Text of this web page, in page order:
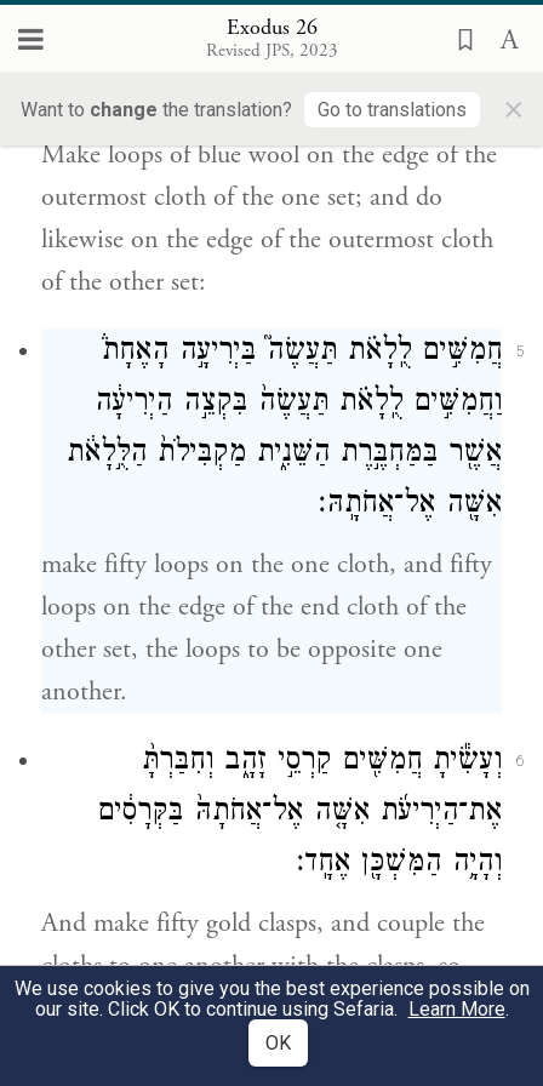
Exodus 26
Revised JPS, 2023
Want to change the translation? Go to translations ×
הָאֶחָ֔ת מִקָּצָ֖ה בַּחֹבָ֑רֶת וְכֵ֤ן תַּעֲשֶׂה֙ בִּשְׂפַ֣ת
הַיְרִיעָ֔ה הַקִּ֣יצוֹנָ֔ה בַּמַּחְבֶּ֖רֶת הַשֵּׁנִֽית׃
Make loops of blue wool on the edge of the
outermost cloth of the one set; and do
likewise on the edge of the outermost cloth
of the other set:
5
חֲמִשִּׁ֣ים לֻֽלָאֹ֗ת תַּעֲשֶׂה֮ בַּיְרִיעָ֣ה הָאֶחָת֒
וַחֲמִשִּׁ֣ים לֻֽלָאֹ֗ת תַּעֲשֶׂה֙ בִּקְצֵ֣ה הַיְרִיעָ֔ה
אֲשֶׁ֖ר בַּמַּחְבֶּ֣רֶת הַשֵּׁנִ֑ית מַקְבִּילֹת֙ הַלֻּ֣לָאֹ֔ת
אִשָּׁ֖ה אֶל־אֲחֹתָֽהּ׃
make fifty loops on the one cloth, and fifty
loops on the edge of the end cloth of the
other set, the loops to be opposite one
another.
6
וְעָשִׂ֕יתָ חֲמִשִּׁ֖ים קַרְסֵ֣י זָהָ֑ב וְחִבַּרְתָּ֨
אֶת־הַיְרִיעֹ֜ת אִשָּׁ֤ה אֶל־אֲחֹתָהּ֙ בַּקְּרָסִ֔ים
וְהָיָ֥ה הַמִּשְׁכָּ֖ן אֶחָֽד׃
And make fifty gold clasps, and couple the
cloths to one another with the clasps, so
that the tabernacle becomes one whole.
We use cookies to give you the best experience possible on
our site. Click OK to continue using Sefaria. Learn More.
OK